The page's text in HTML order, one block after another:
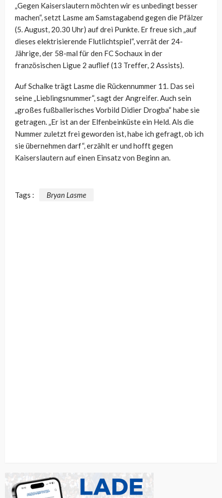
„Gegen Kaiserslautern möchten wir es unbedingt besser
machen“, setzt Lasme am Samstagabend gegen die Pfälzer
(5. August, 20.30 Uhr) auf drei Punkte. Er freue sich „auf
dieses elektrisierende Flutlichtspiel“, verrät der 24-
Jährige, der 58-mal für den FC Sochaux in der
französischen Ligue 2 auflief (13 Treffer, 2 Assists).
Auf Schalke trägt Lasme die Rückennummer 11. Das sei
seine „Lieblingsnummer“, sagt der Angreifer. Auch sein
„großes fußballerisches Vorbild Didier Drogba“ habe sie
getragen. „Er ist an der Elfenbeinküste ein Held. Als die
Nummer zuletzt frei geworden ist, habe ich gefragt, ob ich
sie übernehmen darf“, erzählt er und hofft gegen
Kaiserslautern auf einen Einsatz von Beginn an.
Tags : Bryan Lasme